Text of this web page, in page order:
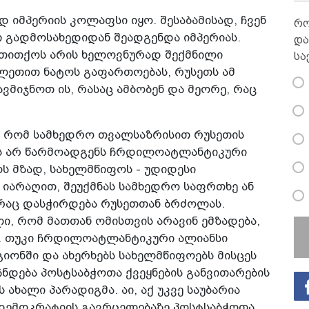
კოლაფსი იყო. შესაბამისად, ჩვენ
შეადგენდა იმპერიას.
არის ხელოვნურად შექმნილი
ნატოს გაფართოებას, რუსეთს ამ
ის, რასაც ამბობენ და მეორე, რაც
რომ სამხედრო თვალსაზრისით რუსეთის
არ წარმოადგენს ჩრდილოატლანტიკური
მზად, სახელმწიფოს - უდიდესი
შეუქმნას სამხედრო საფრთხე ან
დასჭირდება რუსეთთან ბრძოლას.
რომ მათთან ომისთვის არავინ ემზადება,
თუკი ჩრდილოატლანტიკური ალიანსი
და ახერხებს სახელმწიფოებს მისცეს
პოსტსაბჭოთა ქვეყნების განვითარების
პარადიგმა. აი, აქ უკვე საუბარია